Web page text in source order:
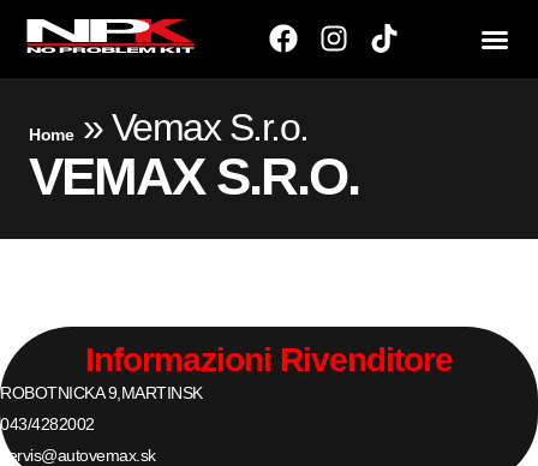
Home»Vemax S.r.o.
VEMAX S.R.O.
Informazioni Rivenditore
ROBOTNICKA 9, MARTINSK
043/4282002
servis@autovemax.sk